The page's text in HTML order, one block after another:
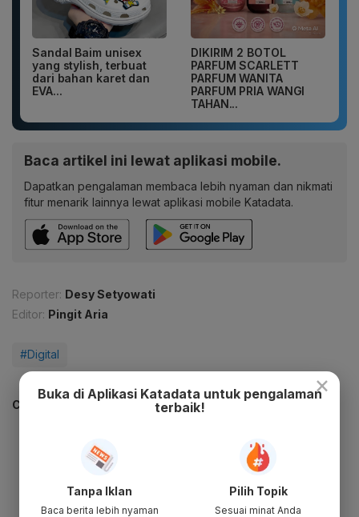
Sandal Baim unisex
yang stylish, terbuat
dari bahan karet dan
EVA...
DIKIRIM 2 BOTOL
PARFUM SCARLETT
PARFUM WANITA
PARFUM PRIA WANGI
TAHAN...
Baca artikel ini lewat aplikasi mobile.
Dapatkan pengalaman membaca lebih nyaman dan nikmati
fitur menarik lainnya lewat aplikasi mobile Katadata.
Reporter: Desy Setyowati
Editor: Pingit Aria
#Digital
CEK JUGA DATA INI
×
Buka di Aplikasi Katadata untuk pengalaman
terbaik!
Tanpa Iklan
Baca berita lebih nyaman
Pilih Topik
Sesuai minat Anda